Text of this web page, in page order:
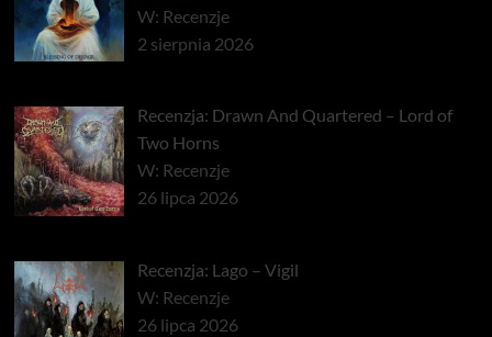
W: Recenzje
2 sierpnia 2026
Recenzja: Drawn And Quartered – Lord of
Two Horns
W: Recenzje
26 lipca 2026
Recenzja: Lago – Vigil
W: Recenzje
26 lipca 2026